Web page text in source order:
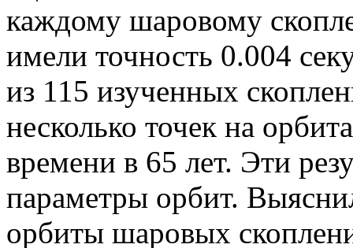
каждому шаровому
имели точность 0.004
из 115 изученных
несколько точек на
времени в 65 лет. Эти
параметры орбит.
орбиты шаровых